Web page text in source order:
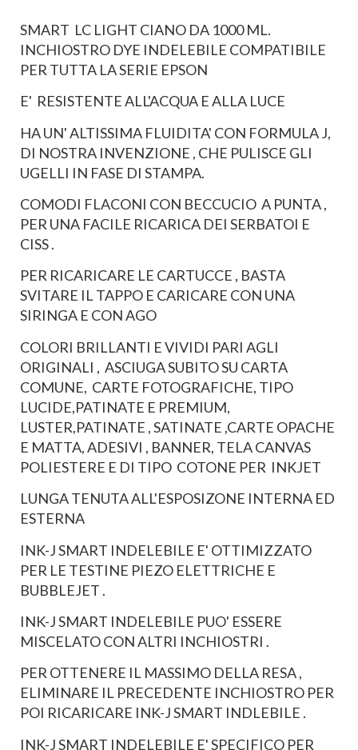
SMART LC LIGHT CIANO DA 1000 ML.
INCHIOSTRO DYE INDELEBILE COMPATIBILE
PER TUTTA LA SERIE EPSON
E' RESISTENTE ALL'ACQUA E ALLA LUCE
HA UN' ALTISSIMA FLUIDITA' CON FORMULA J,
DI NOSTRA INVENZIONE , CHE PULISCE GLI
UGELLI IN FASE DI STAMPA.
COMODI FLACONI CON BECCUCIO A PUNTA ,
PER UNA FACILE RICARICA DEI SERBATOI E
CISS .
PER RICARICARE LE CARTUCCE , BASTA
SVITARE IL TAPPO E CARICARE CON UNA
SIRINGA E CON AGO
COLORI BRILLANTI E VIVIDI PARI AGLI
ORIGINALI , ASCIUGA SUBITO SU CARTA
COMUNE, CARTE FOTOGRAFICHE, TIPO
LUCIDE,PATINATE E PREMIUM,
LUSTER,PATINATE , SATINATE ,CARTE OPACHE
E MATTA, ADESIVI , BANNER, TELA CANVAS
POLIESTERE E DI TIPO COTONE PER INKJET
LUNGA TENUTA ALL'ESPOSIZONE INTERNA ED
ESTERNA
INK-J SMART INDELEBILE E' OTTIMIZZATO
PER LE TESTINE PIEZO ELETTRICHE E
BUBBLEJET .
INK-J SMART INDELEBILE PUO' ESSERE
MISCELATO CON ALTRI INCHIOSTRI .
PER OTTENERE IL MASSIMO DELLA RESA ,
ELIMINARE IL PRECEDENTE INCHIOSTRO PER
POI RICARICARE INK-J SMART INDLEBILE .
INK-J SMART INDELEBILE E' SPECIFICO PER